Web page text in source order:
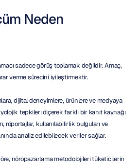
Neden
sadece görüş toplamak değildir. Amaç,
verme sürecini iyileştirmektir.
dijital deneyimlere, ürünlere ve medyaya
tepkileri ölçerek farklı bir kanıt kaynağı
röportajlar, kullanılabilirlik bulguları ve
analiz edilebilecek veriler sağlar.
nöropazarlama metodolojileri tüketicilerin